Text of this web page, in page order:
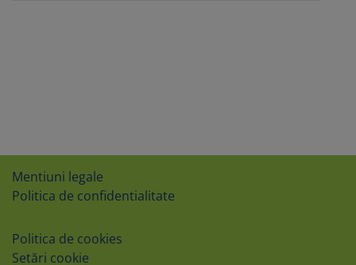
Mentiuni legale
Politica de confidentialitate
Politica de cookies
Setări cookie